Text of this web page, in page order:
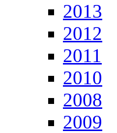
2013
2012
2011
2010
2008
2009